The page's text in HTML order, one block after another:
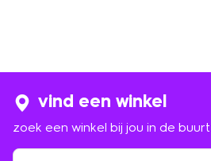
vind een winkel
zoek een winkel bij jou in de buurt
zoek